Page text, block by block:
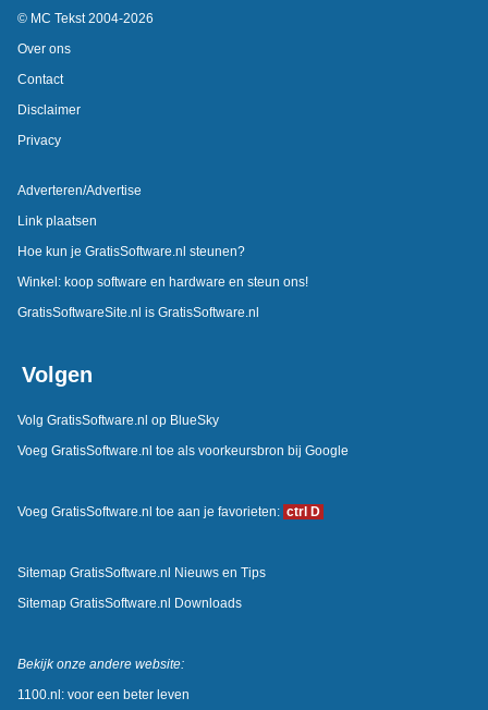
© MC Tekst 2004-2026
Over ons
Contact
Disclaimer
Privacy
Adverteren/Advertise
Link plaatsen
Hoe kun je GratisSoftware.nl steunen?
Winkel: koop software en hardware en steun ons!
GratisSoftwareSite.nl is GratisSoftware.nl
Volgen
Volg GratisSoftware.nl op BlueSky
Voeg GratisSoftware.nl toe als voorkeursbron bij Google
Voeg GratisSoftware.nl toe aan je favorieten: ctrl D
Sitemap GratisSoftware.nl Nieuws en Tips
Sitemap GratisSoftware.nl Downloads
Bekijk onze andere website:
1100.nl: voor een beter leven